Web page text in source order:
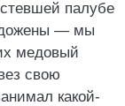
палубе
— мы
медовый
свою
какой-